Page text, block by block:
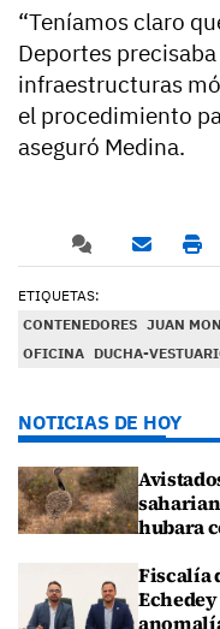
“Teníamos claro
Deportes
infraestructuras
el procedimiento
aseguró Medina.
ETIQUETAS:
CONTENEDORES JUAN
OFICINA DUCHA-
NOTICIAS DE HOY
hubara
Fiscalía